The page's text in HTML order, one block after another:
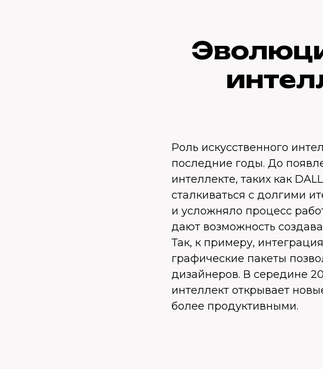
Роль искусственного
последние годы. До
интеллекте, таких как
сталкиваться с долгими
и усложняло процесс
дают возможность
Так, к примеру,
графические пакеты
дизайнеров. В середине
интеллект открывает
более продуктивными.